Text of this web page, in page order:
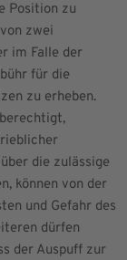
Position zu
zwei
im Falle der
für die
zu erheben.
die zulässige
können von der
und Gefahr des
dürfen
der Auspuff zur